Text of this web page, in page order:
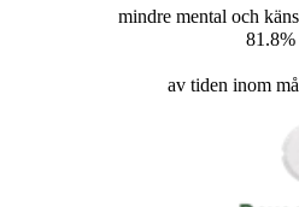
mindre mental och
81.8%
av tiden inom